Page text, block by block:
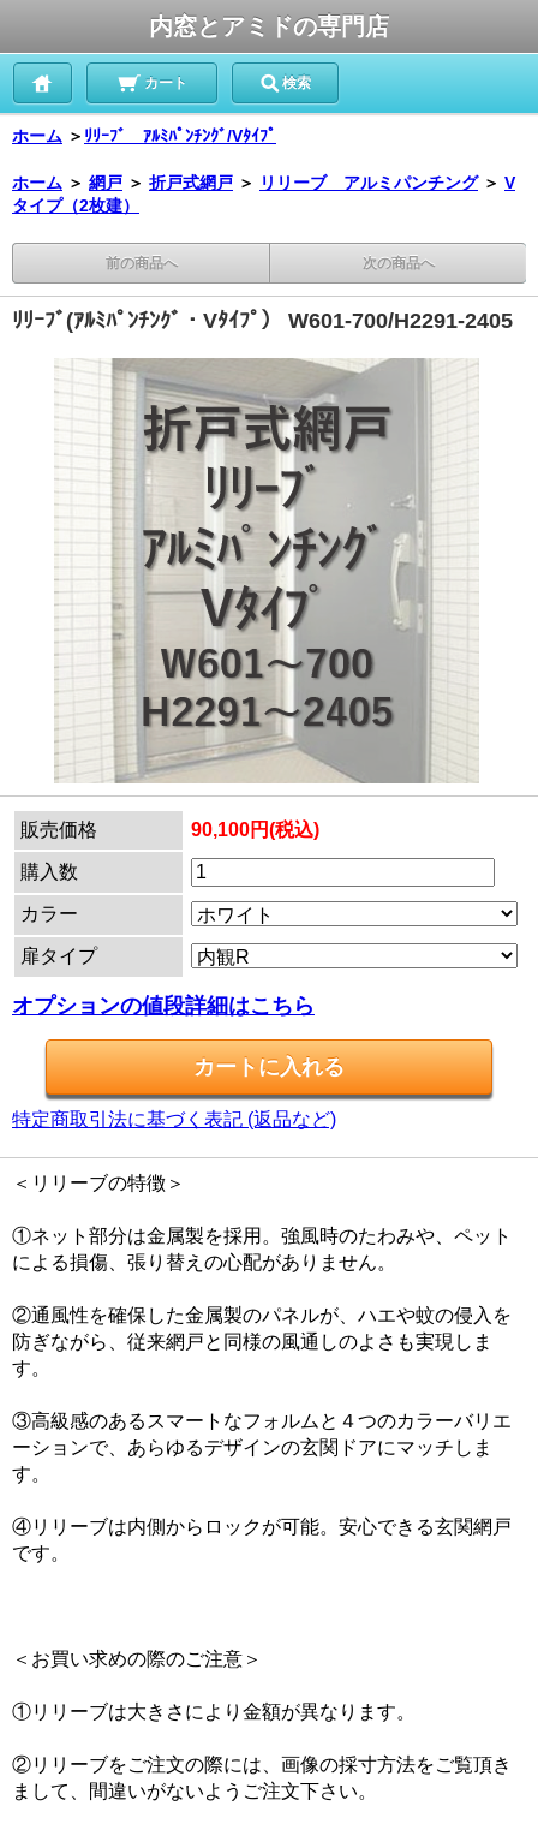
内窓とアミドの専門店
カート 検索
ホーム ＞ ﾘﾘｰﾌﾞ ｱﾙﾐﾊﾟﾝﾁﾝｸﾞ/Vﾀｲﾌﾟ
ホーム ＞ 網戸 ＞ 折戸式網戸 ＞ リリーブ アルミパンチング ＞ V
タイプ（2枚建）
前の商品へ 次の商品へ
ﾘﾘｰﾌﾞ(ｱﾙﾐﾊﾟﾝﾁﾝｸﾞ・Vﾀｲﾌﾟ） W601-700/H2291-2405
販売価格 90,100円(税込)
購入数
カラー
扉タイプ
オプションの値段詳細はこちら
特定商取引法に基づく表記 (返品など)
＜リリーブの特徴＞
①ネット部分は金属製を採用。強風時のたわみや、ペット
による損傷、張り替えの心配がありません。
②通風性を確保した金属製のパネルが、ハエや蚊の侵入を
防ぎながら、従来網戸と同様の風通しのよさも実現しま
す。
③高級感のあるスマートなフォルムと４つのカラーバリエ
ーションで、あらゆるデザインの玄関ドアにマッチしま
す。
④リリーブは内側からロックが可能。安心できる玄関網戸
です。
＜お買い求めの際のご注意＞
①リリーブは大きさにより金額が異なります。
②リリーブをご注文の際には、画像の採寸方法をご覧頂き
まして、間違いがないようご注文下さい。